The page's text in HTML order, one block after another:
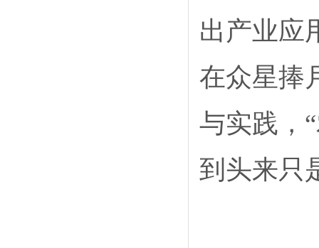
出产业应
在众星捧
与实践，
到头来只